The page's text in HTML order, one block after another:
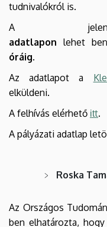
tudnivalókról is.
A
adatlapon lehet
óráig.
Az adatlapot a
elküldeni.
A felhívás elérhető itt.
A pályázati adatlap
Roska
Az Országos
ben elhatározta,